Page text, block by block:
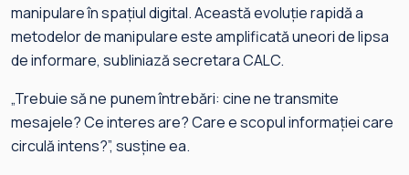
manipulare în spațiul digital. Această evoluție rapidă a
metodelor de manipulare este amplificată uneori de lipsa
de informare, subliniază secretara CALC.
„Trebuie să ne punem întrebări: cine ne transmite
mesajele? Ce interes are? Care e scopul informației care
circulă intens?”, susține ea.